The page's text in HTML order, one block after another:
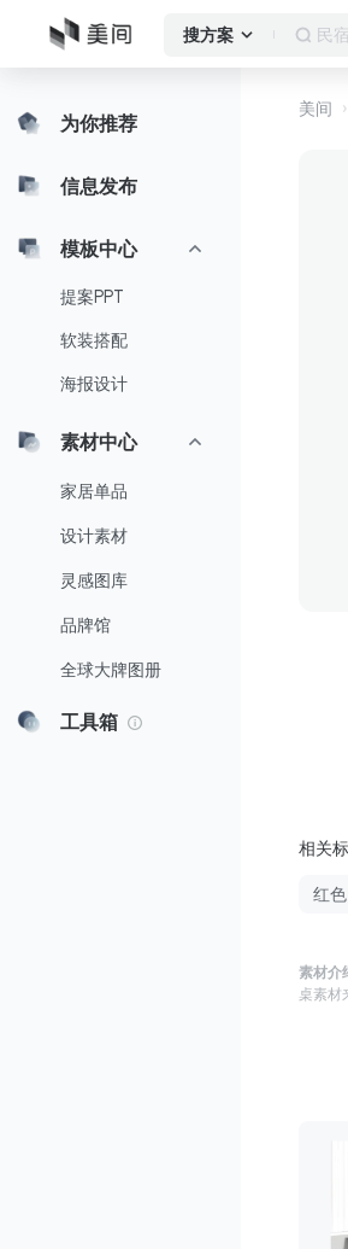
搜方案 落地
为你推荐
信息发布
模板中心
提案PPT
软装搭配
海报设计
素材中心
家居单品
设计素材
灵感图库
品牌馆
全球大牌图册
工具箱
美间
相关
红色
素材介
桌素材